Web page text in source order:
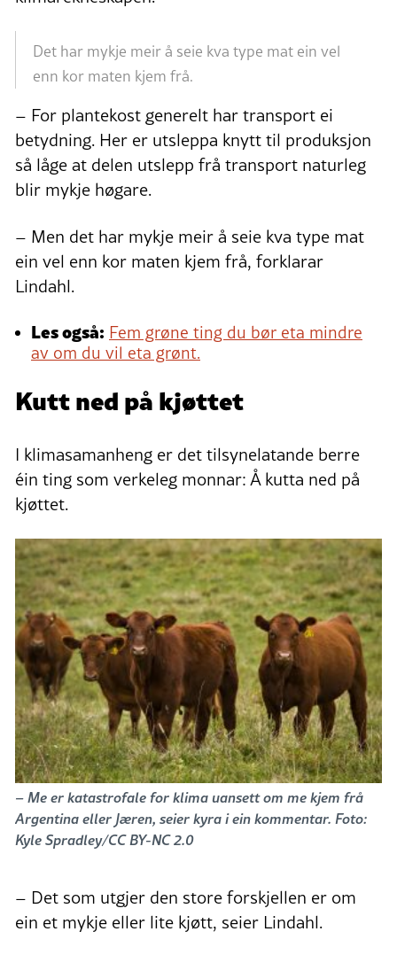
Det har mykje meir å seie kva type mat ein vel
enn kor maten kjem frå.
– For plantekost generelt har transport ei
betydning. Her er utsleppa knytt til produksjon
så låge at delen utslepp frå transport naturleg
blir mykje høgare.
– Men det har mykje meir å seie kva type mat
ein vel enn kor maten kjem frå, forklarar
Lindahl.
Les også: Fem grøne ting du bør eta mindre
av om du vil eta grønt.
Kutt ned på kjøttet
I klimasamanheng er det tilsynelatande berre
éin ting som verkeleg monnar: Å kutta ned på
kjøttet.
– Me er katastrofale for klima uansett om me kjem frå
Argentina eller Jæren, seier kyra i ein kommentar. Foto:
Kyle Spradley/CC BY-NC 2.0
– Det som utgjer den store forskjellen er om
ein et mykje eller lite kjøtt, seier Lindahl.